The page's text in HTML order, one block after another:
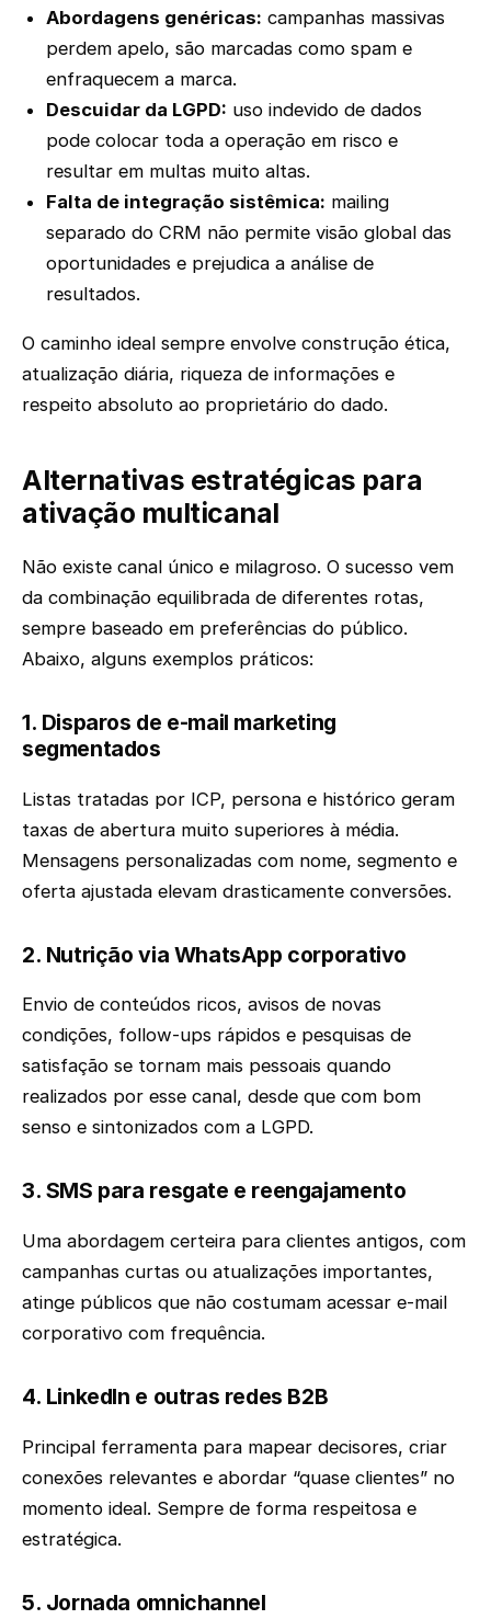
Abordagens genéricas: campanhas massivas
perdem apelo, são marcadas como spam e
enfraquecem a marca.
Descuidar da LGPD: uso indevido de dados
pode colocar toda a operação em risco e
resultar em multas muito altas.
Falta de integração sistêmica: mailing
separado do CRM não permite visão global das
oportunidades e prejudica a análise de
resultados.
O caminho ideal sempre envolve construção ética,
atualização diária, riqueza de informações e
respeito absoluto ao proprietário do dado.
Alternativas estratégicas para
ativação multicanal
Não existe canal único e milagroso. O sucesso vem
da combinação equilibrada de diferentes rotas,
sempre baseado em preferências do público.
Abaixo, alguns exemplos práticos:
1. Disparos de e-mail marketing
segmentados
Listas tratadas por ICP, persona e histórico geram
taxas de abertura muito superiores à média.
Mensagens personalizadas com nome, segmento e
oferta ajustada elevam drasticamente conversões.
2. Nutrição via WhatsApp corporativo
Envio de conteúdos ricos, avisos de novas
condições, follow-ups rápidos e pesquisas de
satisfação se tornam mais pessoais quando
realizados por esse canal, desde que com bom
senso e sintonizados com a LGPD.
3. SMS para resgate e reengajamento
Uma abordagem certeira para clientes antigos, com
campanhas curtas ou atualizações importantes,
atinge públicos que não costumam acessar e-mail
corporativo com frequência.
4. LinkedIn e outras redes B2B
Principal ferramenta para mapear decisores, criar
conexões relevantes e abordar “quase clientes” no
momento ideal. Sempre de forma respeitosa e
estratégica.
5. Jornada omnichannel